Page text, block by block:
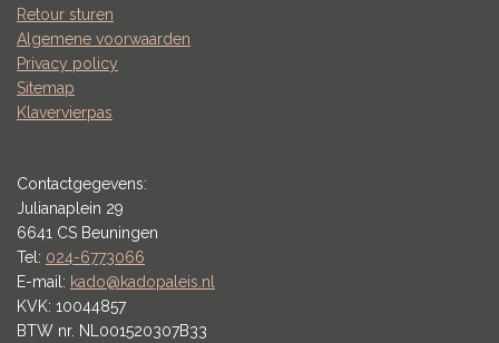
Retour sturen
Algemene voorwaarden
Privacy policy
Sitemap
Klavervierpas
Contactgegevens:
Julianaplein 29
6641 CS Beuningen
Tel: 024-6773066
E-mail: kado@kadopaleis.nl
KVK: 10044857
BTW nr. NL001520307B33